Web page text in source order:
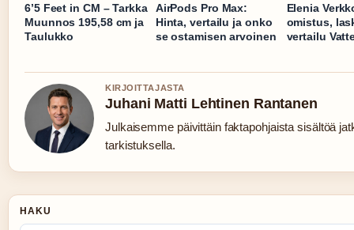
6’5 Feet in CM – Tarkka
Muunnos 195,58 cm ja
Taulukko
AirPods Pro Max:
Hinta, vertailu ja onko
se ostamisen arvoinen
Elenia
omistus,
vertailu
KIRJOITTAJASTA
Juhani Matti Lehtinen Rantanen
Julkaisemme päivittäin faktapohjaista sisältöä
tarkistuksella.
HAKU